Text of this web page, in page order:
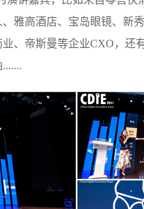
雅高酒店、宝岛眼镜、新
、帝斯曼等企业CXO，还